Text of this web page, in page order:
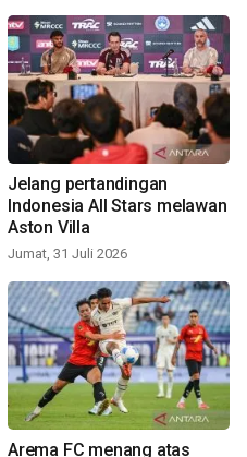
Jelang pertandingan
Indonesia All Stars melawan
Aston Villa
Jumat, 31 Juli 2026
Arema FC menang atas